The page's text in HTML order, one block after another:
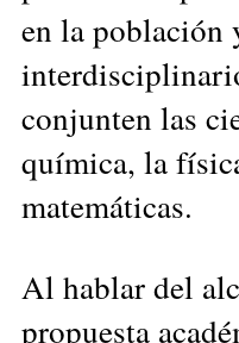
en la población
conjunten las
química, la
matemáticas.
Al hablar del
propuesta